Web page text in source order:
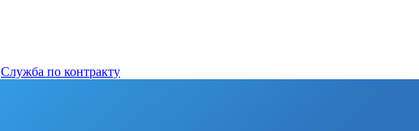
Cлужба по контракту